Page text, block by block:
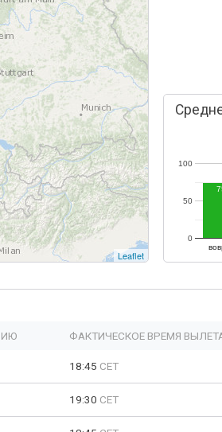
Leaflet
0
50
100
ФАКТИЧЕСКОЕ ВРЕМЯ
18:45 CET
19:30 CET